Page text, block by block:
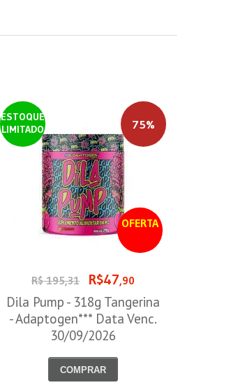
ESTOQUE
LIMITADO
OFERTA
75%
R$ 195,31 R$47,90
Dila Pump - 318g Tangerina
- Adaptogen*** Data Venc.
30/09/2026
COMPRAR